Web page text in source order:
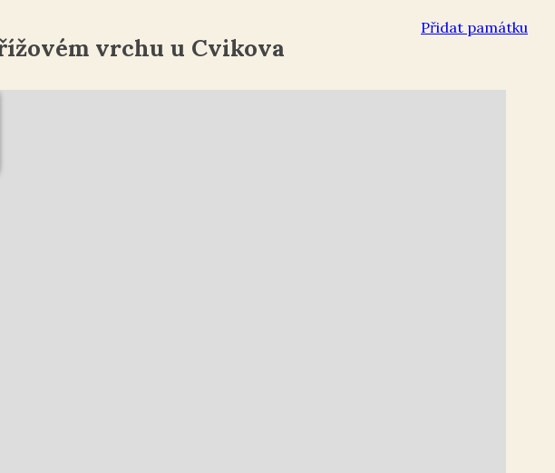
Přidat památku
vrchu u Cvikova